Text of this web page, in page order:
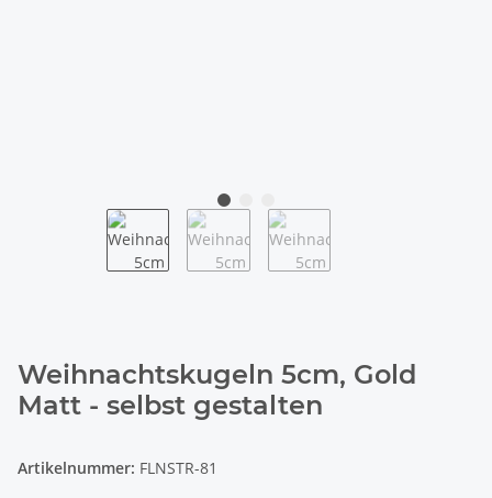
Weihnachtskugeln 5cm, Gold
Matt - selbst gestalten
Artikelnummer: FLNSTR-81